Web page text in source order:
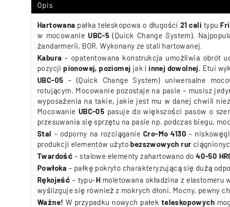
Opis
Hartowana pałka teleskopowa o długości 21 cali typu
w mocowanie UBC-5(Quick Change System).
żandarmerii, BOR. Wykonany ze stali hartowanej.
Kabura – opatentowana konstrukcja umożliwia obrót
pozycji pionowej, poziomej jak i innej dowolnej. Etui
UBC-05 – (Quick Change System) uniwersalne
rotującym. Mocowanie pozostaje na pasie – musisz
wyposażenia na takie, jakie jest mu w danej chwili
Mocowanie UBC-05 pasuje do większości pasów o
przesuwania się sprzętu na pasie np. podczas biegu,
Stal – odporny na rozciąganie Cro-Mo 4130 –
produkcji elementów użytobezszwowych rur
Twardość – stalowe elementy zahartowano do40-50
Powłoka – pałkę pokryto charakteryzującą się dużą
Rękojeść – typu-H moletowana okładzina z elastomeru
wyślizguje się również z mokrych dłoni. Mocny, pewny
Ważne! W przypadku nowych pałek teleskopowych